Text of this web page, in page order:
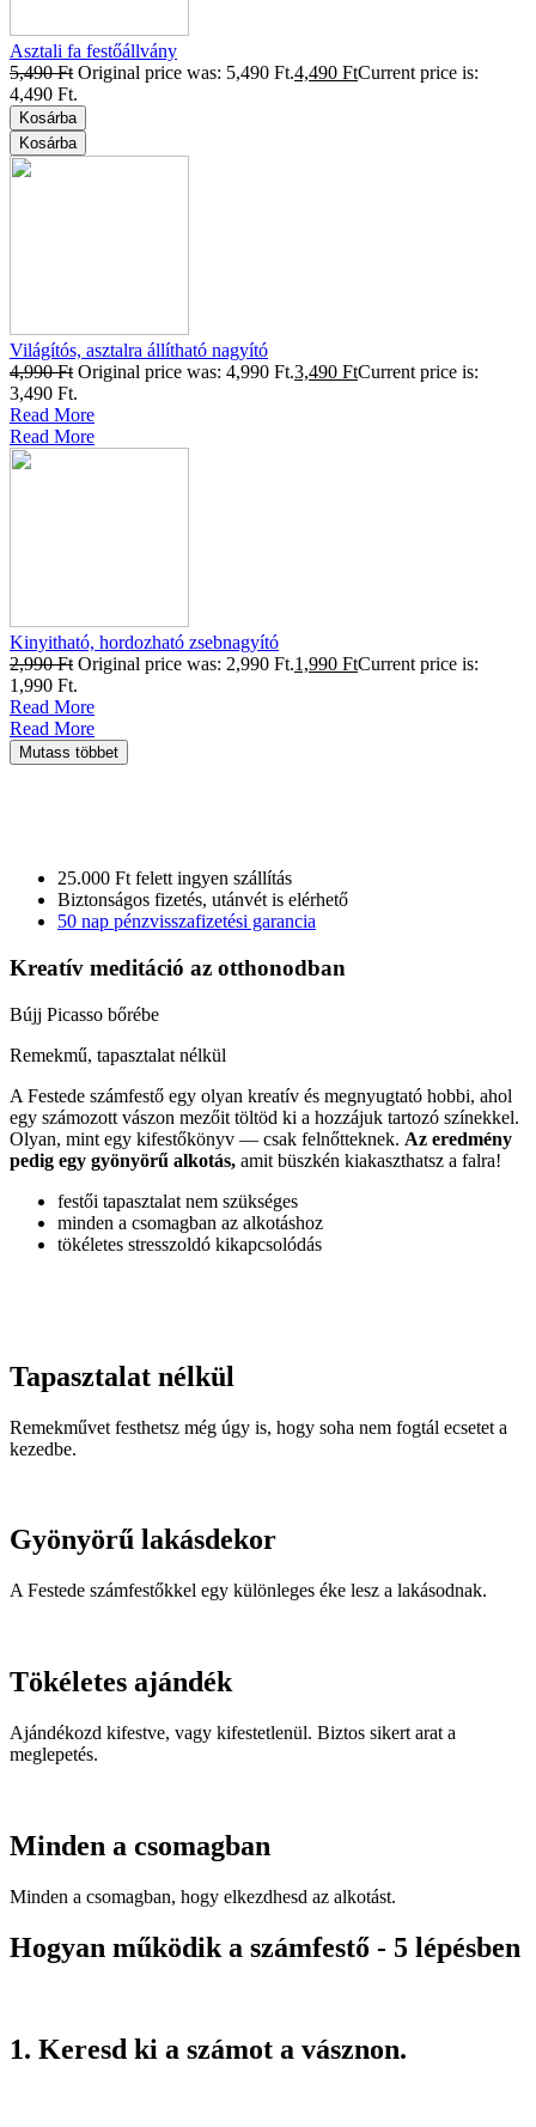
Asztali fa festőállvány
5,490Ft Original price was: 5,490 Ft.4,490 FtCurrent price is:
4,490 Ft.
Kosárba
Kosárba
Világítós, asztalra állítható nagyító
4,990Ft Original price was: 4,990 Ft.3,490 FtCurrent price is:
3,490 Ft.
Read More
Read More
Kinyitható, hordozható zsebnagyító
2,990Ft Original price was: 2,990 Ft.1,990 FtCurrent price is:
1,990 Ft.
Read More
Read More
Mutass többet
25.000 Ft felett ingyen szállítás
Biztonságos fizetés, utánvét is elérhető
50 nap pénzvisszafizetési garancia
Kreatív meditáció az otthonodban
Bújj Picasso bőrébe
Remekmű, tapasztalat nélkül
A Festede számfestő egy olyan kreatív és megnyugtató hobbi, ahol
egy számozott vászon mezőit töltöd ki a hozzájuk tartozó színekkel.
Olyan, mint egy kifestőkönyv — csak felnőtteknek. Az eredmény
pedig egy gyönyörű alkotás, amit büszkén kiakaszthatsz a falra!
festői tapasztalat nem szükséges
minden a csomagban az alkotáshoz
tökéletes stresszoldó kikapcsolódás
Tapasztalat nélkül
Remekművet festhetsz még úgy is, hogy soha nem fogtál ecsetet a
kezedbe.
Gyönyörű lakásdekor
A Festede számfestőkkel egy különleges éke lesz a lakásodnak.
Tökéletes ajándék
Ajándékozd kifestve, vagy kifestetlenül. Biztos sikert arat a
meglepetés.
Minden a csomagban
Minden a csomagban, hogy elkezdhesd az alkotást.
Hogyan működik a számfestő - 5 lépésben
1. Keresd ki a számot a vásznon.